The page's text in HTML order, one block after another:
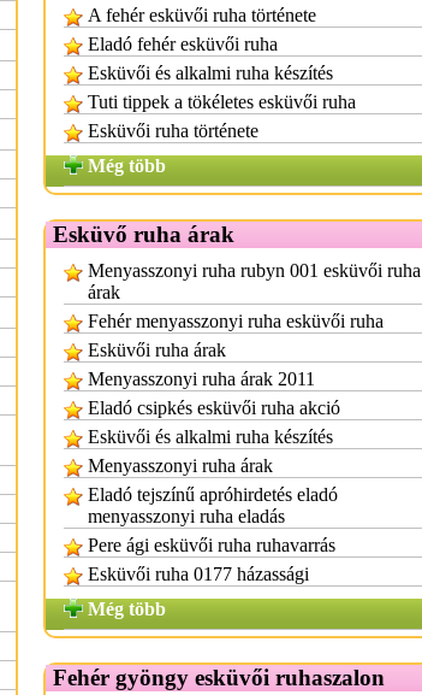
A fehér esküvői ruha története
Eladó fehér esküvői ruha
Esküvői és alkalmi ruha készítés
Tuti tippek a tökéletes esküvői ruha
Esküvői ruha története
Még több
Esküvő ruha árak
Menyasszonyi ruha rubyn 001 esküvői ruha
árak
Fehér menyasszonyi ruha esküvői ruha
Esküvői ruha árak
Menyasszonyi ruha árak 2011
Eladó csipkés esküvői ruha akció
Esküvői és alkalmi ruha készítés
Menyasszonyi ruha árak
Eladó tejszínű apróhirdetés eladó
menyasszonyi ruha eladás
Pere ági esküvői ruha ruhavarrás
Esküvői ruha 0177 házassági
Még több
Fehér gyöngy esküvői ruhaszalon